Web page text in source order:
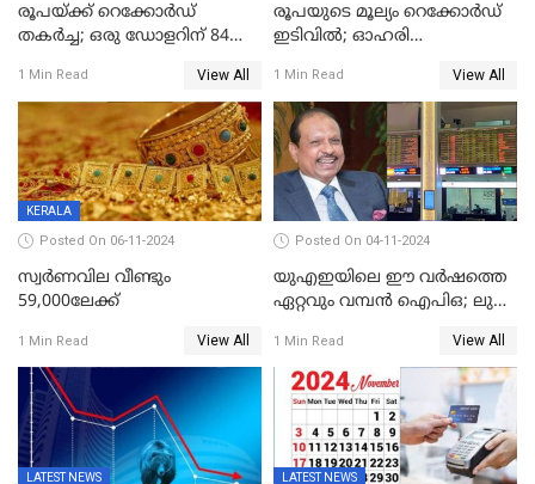
രൂപയ്ക്ക് റെക്കോർഡ്
തകര്‍ച്ച; ഒരു ഡോളറിന് 84
വിനിമയ മൂല്യം
1 Min Read View All
രൂപയുടെ മൂല്യം റെക്കോർഡ്
ഇടിവിൽ; ഓഹരി
സെന്‍സെക്‌സ് 80,000ല്‍
താഴെ
1 Min Read View All
KERALA
Posted On 06-11-2024
സ്വര്‍ണവില വീണ്ടും
59,000ലേക്ക്
1 Min Read View All
Posted On 04-11-2024
യുഎഇയിലെ ഈ വർഷത്തെ
ഏറ്റവും വമ്പൻ ഐപിഒ; ലുലു
സമാപനം,വൻ ഡിമാൻഡ്;
വിൽപന 30
ശതമാനത്തിലേക്ക് ഉയർത്തി
1 Min Read View All
LATEST NEWS LATEST NEWS